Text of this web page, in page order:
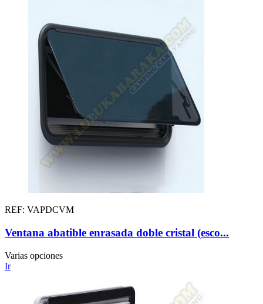
REF: VAPDCVM
Ventana abatible enrasada doble cristal (esco...
Varias opciones
Ir